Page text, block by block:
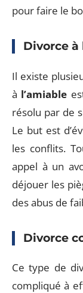
pour faire le
Divorce à
Il existe
à l’amiable
résolu par de
Le but est
les conflits.
appel à un
déjouer les
des abus de
Divorce
Ce type de
compliqué à